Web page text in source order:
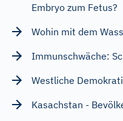
Embryo zum Fetus?
Wohin mit dem
Immunschwäche:
Westliche
Kasachstan -